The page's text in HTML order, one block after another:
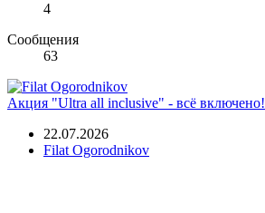
4
Сообщения
63
Акция "Ultra all inclusive" - всё включено!
22.07.2026
Filat Ogorodnikov